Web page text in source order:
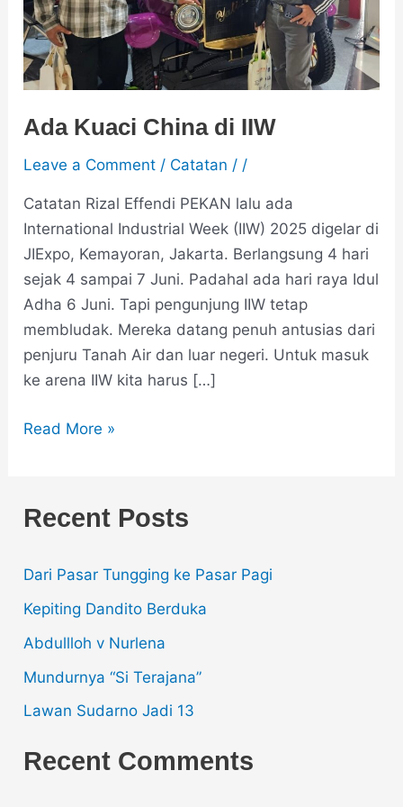
Ada Kuaci China di IIW
Leave a Comment / Catatan / /
Catatan Rizal Effendi PEKAN lalu ada
International Industrial Week (IIW) 2025 digelar di
JIExpo, Kemayoran, Jakarta. Berlangsung 4 hari
sejak 4 sampai 7 Juni. Padahal ada hari raya Idul
Adha 6 Juni. Tapi pengunjung IIW tetap
membludak. Mereka datang penuh antusias dari
penjuru Tanah Air dan luar negeri. Untuk masuk
ke arena IIW kita harus […]
Read More »
Recent Posts
Dari Pasar Tungging ke Pasar Pagi
Kepiting Dandito Berduka
Abdullloh v Nurlena
Mundurnya “Si Terajana”
Lawan Sudarno Jadi 13
Recent Comments